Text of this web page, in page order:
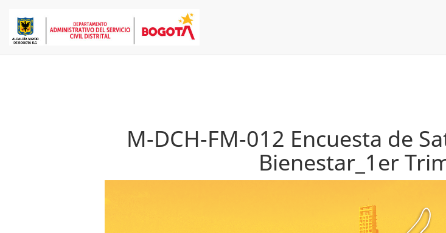
M-DCH-FM-012 Encuesta de
Bienestar_1er